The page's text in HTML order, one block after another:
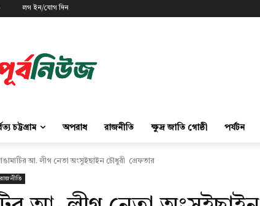
লগ ইন/যোগ দিন
চট্টগ্রাম অপরাধ রাজনীতি ক্ষুদ্র জাতি গোষ্ঠী পর্যটন
আ. লীগ নেতা অংসুইছাইন চৌধুরী গ্রেফতার
রাজনীতি